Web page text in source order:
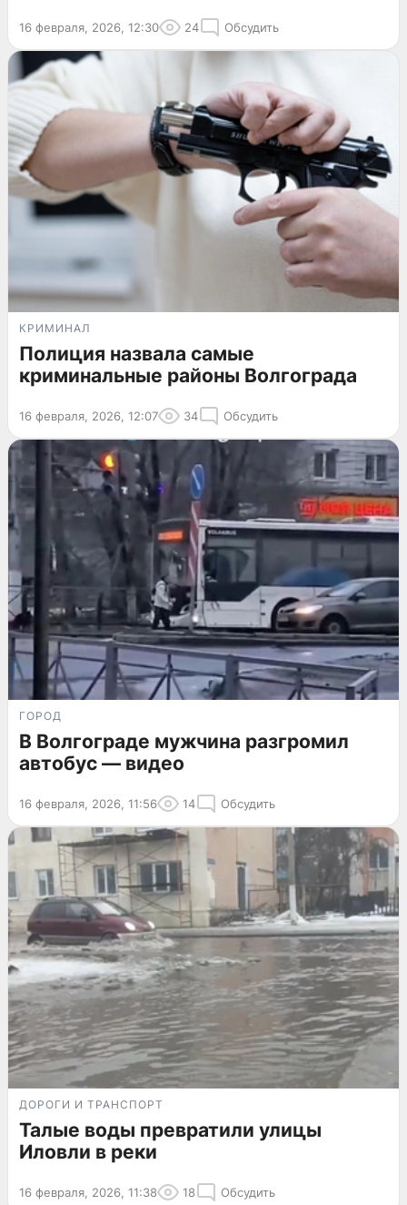
16 февраля, 2026, 12:30 24 Обсудить
КРИМИНАЛ
Полиция назвала самые
криминальные районы Волгограда
16 февраля, 2026, 12:07 34 Обсудить
ГОРОД
В Волгограде мужчина разгромил
автобус — видео
16 февраля, 2026, 11:56 14 Обсудить
ДОРОГИ И ТРАНСПОРТ
Талые воды превратили улицы
Иловли в реки
16 февраля, 2026, 11:38 18 Обсудить